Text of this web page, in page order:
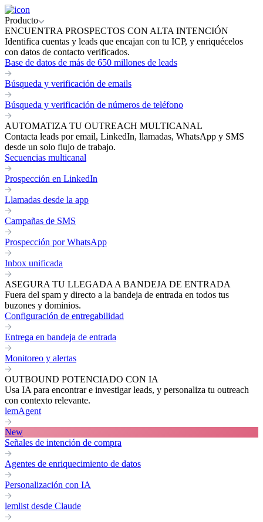
Producto
ENCUENTRA PROSPECTOS CON ALTA INTENCIÓN
Identifica cuentas y leads que encajan con tu ICP, y enriquécelos
con datos de contacto verificados.
Base de datos de más de 650 millones de leads
Búsqueda y verificación de emails
Búsqueda y verificación de números de teléfono
AUTOMATIZA TU OUTREACH MULTICANAL
Contacta leads por email, LinkedIn, llamadas, WhatsApp y SMS
desde un solo flujo de trabajo.
Secuencias multicanal
Prospección en LinkedIn
Llamadas desde la app
Campañas de SMS
Prospección por WhatsApp
Inbox unificada
ASEGURA TU LLEGADA A BANDEJA DE ENTRADA
Fuera del spam y directo a la bandeja de entrada en todos tus
buzones y dominios.
Configuración de entregabilidad
Entrega en bandeja de entrada
Monitoreo y alertas
OUTBOUND POTENCIADO CON IA
Usa IA para encontrar e investigar leads, y personaliza tu outreach
con contexto relevante.
lemAgent
New
Señales de intención de compra
Agentes de enriquecimiento de datos
Personalización con IA
lemlist desde Claude